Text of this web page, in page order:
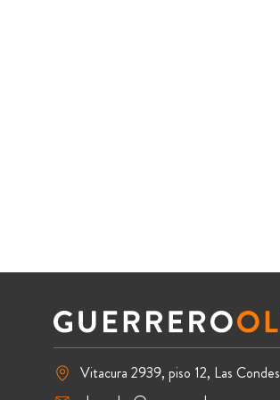
Vitacura 2939, piso 12, Las Condes